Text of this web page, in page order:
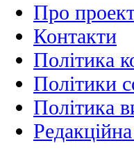
Про
Контакти
Політика
Політики
Політика